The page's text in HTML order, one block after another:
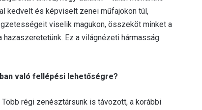
kedvelt és képviselt zenei műfajokon túl,
viselik magukon, összeköt minket a
Ez a világnézeti hármasság
való fellépési lehetőségre?
régi zenésztársunk is távozott, a korábbi